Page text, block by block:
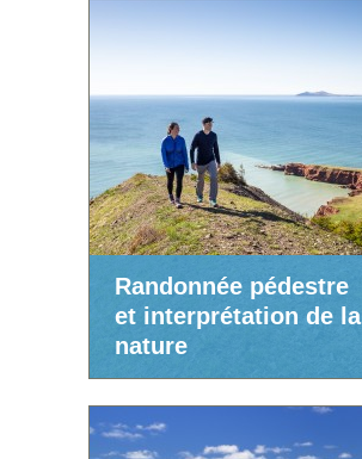
Randonnée pédestre
et interprétation de la
nature